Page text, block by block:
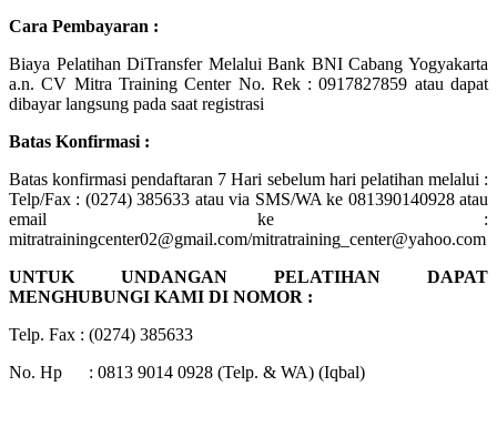
Cara Pembayaran :
Biaya Pelatihan DiTransfer Melalui Bank BNI Cabang Yogyakarta
a.n. CV Mitra Training Center No. Rek : 0917827859 atau dapat
dibayar langsung pada saat registrasi
Batas Konfirmasi :
Batas konfirmasi pendaftaran 7 Hari sebelum hari pelatihan melalui :
Telp/Fax : (0274) 385633 atau via SMS/WA ke 081390140928 atau
email ke :
mitratrainingcenter02@gmail.com/mitratraining_center@yahoo.com
UNTUK UNDANGAN PELATIHAN DAPAT
MENGHUBUNGI KAMI DI NOMOR :
Telp. Fax : (0274) 385633
No. Hp : 0813 9014 0928 (Telp. & WA) (Iqbal)